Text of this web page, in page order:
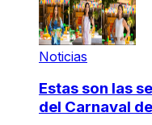
Noticias
Estas son las
del Carnaval